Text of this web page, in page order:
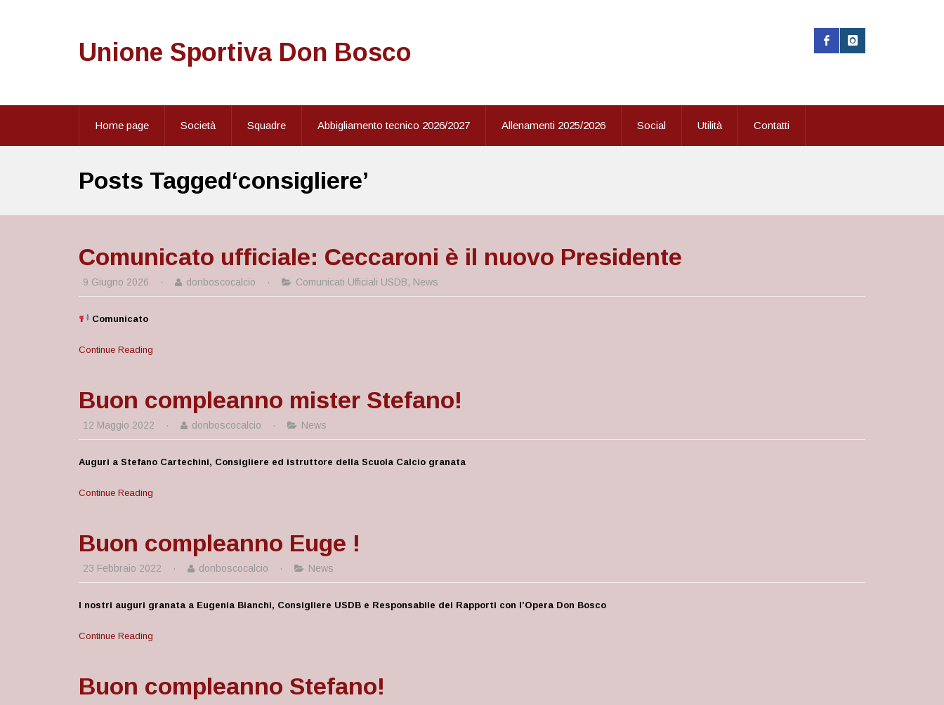
Unione Sportiva Don Bosco
Home page Società Squadre Abbigliamento tecnico 2026/2027 Allenamenti 2025/2026 Social Utilità Contatti
Posts Tagged‘consigliere’
Comunicato ufficiale: Ceccaroni è il nuovo Presidente
9 Giugno 2026 · donboscocalcio · Comunicati Ufficiali USDB, News
Comunicato
Continue Reading
Buon compleanno mister Stefano!
12 Maggio 2022 · donboscocalcio · News
Auguri a Stefano Cartechini, Consigliere ed istruttore della Scuola Calcio granata
Continue Reading
Buon compleanno Euge !
23 Febbraio 2022 · donboscocalcio · News
I nostri auguri granata a Eugenia Bianchi, Consigliere USDB e Responsabile dei Rapporti con l’Opera Don Bosco
Continue Reading
Buon compleanno Stefano!